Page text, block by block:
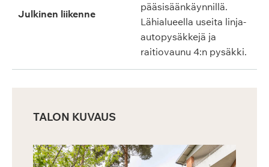
Julkinen liikenne
pääsisäänkäynnillä.
Lähialueella useita linja-
autopysäkkejä ja
raitiovaunu 4:n pysäkki.
TALON KUVAUS